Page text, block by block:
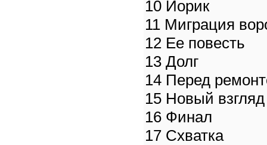
10 Йорик
11 Миграция
12 Ее повесть
13 Долг
14 Перед
15 Новый взгляд
16 Финал
17 Схватка